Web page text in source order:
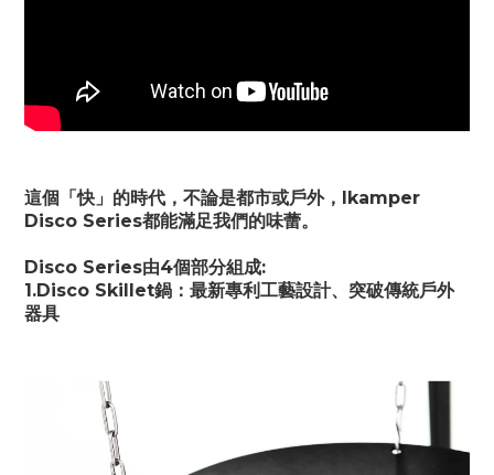
這個「快」的時代，不論是都市或戶外，Ikamper
Disco Series都能滿足我們的味蕾。
Disco Series由4個部分組成:
1.Disco Skillet鍋：最新專利工藝設計、突破傳統戶外
器具